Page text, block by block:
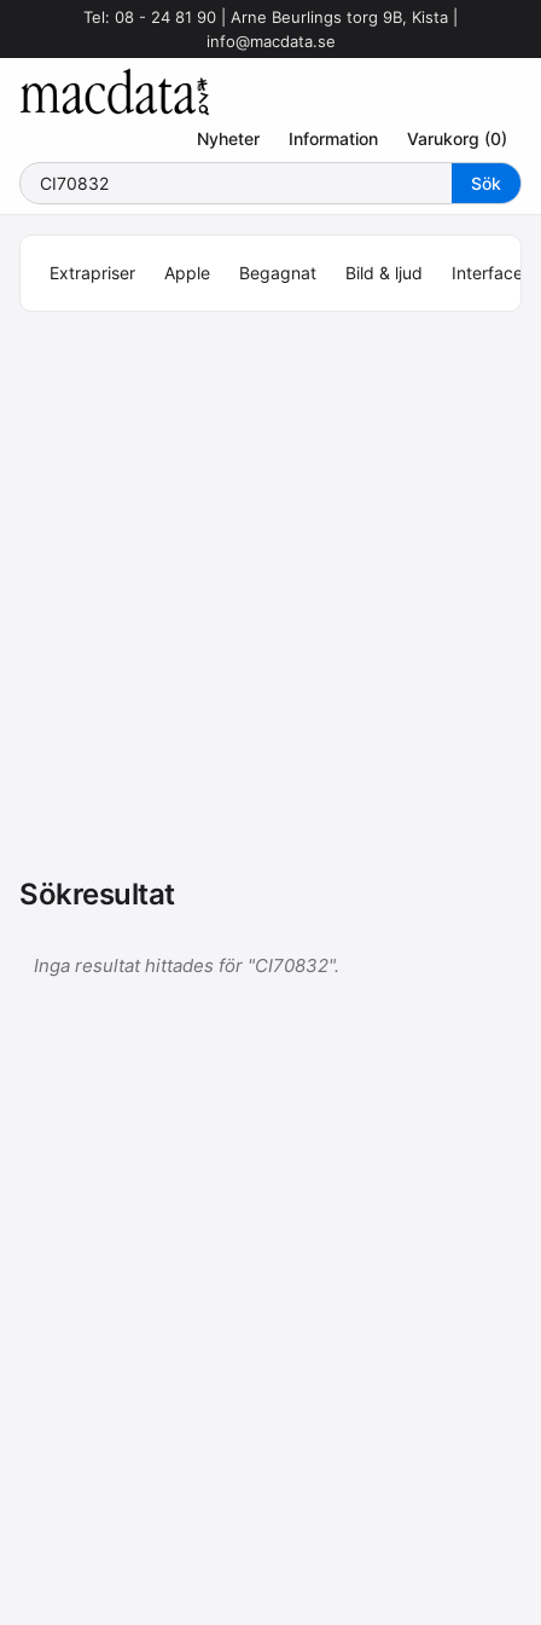
Tel: 08 - 24 81 90 | Arne Beurlings torg 9B, Kista |
info@macdata.se
Nyheter Information Varukorg (0)
Extrapriser Apple Begagnat Bild & ljud Interface
Sökresultat
Inga resultat hittades för "CI70832".